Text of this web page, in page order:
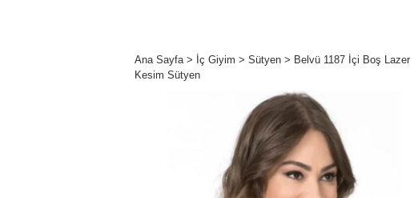
Ana Sayfa> İç Giyim > Sütyen> Belvü 1187 İçi Boş Lazer
Kesim Sütyen